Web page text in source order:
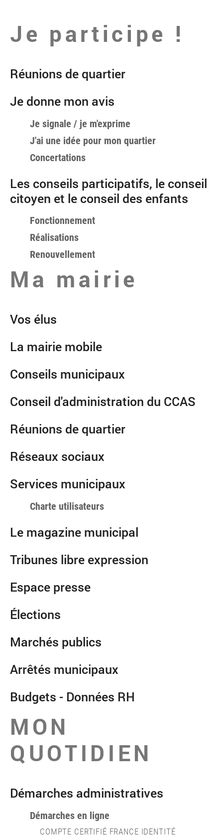
Je participe !
Réunions de quartier
Je donne mon avis
Je signale / je m'exprime
J'ai une idée pour mon quartier
Concertations
Les conseils participatifs, le conseil
citoyen et le conseil des enfants
Fonctionnement
Réalisations
Renouvellement
Ma mairie
Vos élus
La mairie mobile
Conseils municipaux
Conseil d'administration du CCAS
Réunions de quartier
Réseaux sociaux
Services municipaux
Charte utilisateurs
Le magazine municipal
Tribunes libre expression
Espace presse
Élections
Marchés publics
Arrêtés municipaux
Budgets - Données RH
MON
QUOTIDIEN
Démarches administratives
Démarches en ligne
COMPTE CERTIFIÉ FRANCE IDENTITÉ